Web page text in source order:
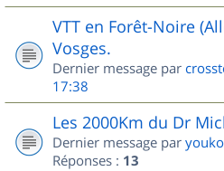
VTT en Forêt-Noire
Vosges.
Dernier message par
17:38
Les 2000Km du Dr
Dernier message par
Réponses : 13